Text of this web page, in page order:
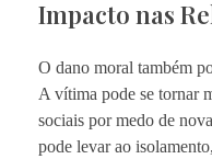
Impacto nas
O dano moral também
A vítima pode se tornar
sociais por medo de
pode levar ao